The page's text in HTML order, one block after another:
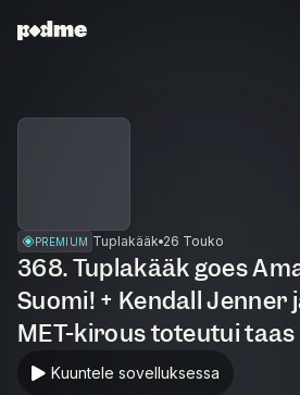
PREMIUM Tuplakääk 26 Touko
368. Tuplakääk goes
Suomi! + Kendall Jenner
MET-kirous toteutui taas
Kuuntele sovelluksessa